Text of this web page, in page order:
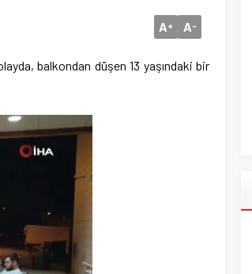
A+ A-
balkondan düşen 13 yaşındaki bir